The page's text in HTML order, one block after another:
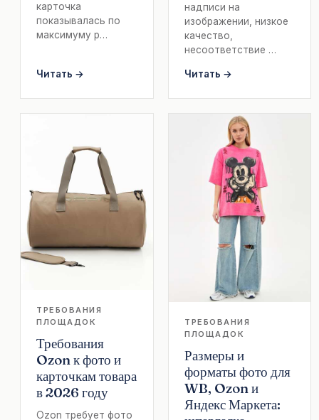
карточка
показывалась по
максимуму р…
Читать →
надписи на
изображении, низкое
качество,
несоответствие …
Читать →
ТРЕБОВАНИЯ
ПЛОЩАДОК
Требования
Ozon к фото и
карточкам товара
в 2026 году
Ozon требует фото
ТРЕБОВАНИЯ
ПЛОЩАДОК
Размеры и
форматы фото для
WB, Ozon и
Яндекс Маркета: